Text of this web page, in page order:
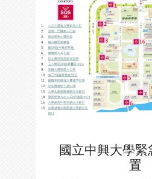
國立中興大學緊
置